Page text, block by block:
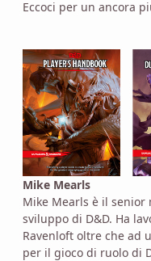
Eccoci per un ancora
Mike Mearls
Mike Mearls è il
sviluppo di D&D. Ha
Ravenloft oltre che ad
per il gioco di ruolo di